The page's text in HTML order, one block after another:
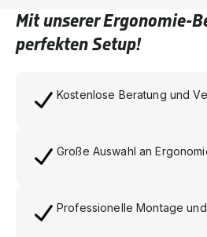
Mit unserer Ergonomie-
perfekten Setup!
Kostenlose Beratung und
Große Auswahl an
Professionelle Montage